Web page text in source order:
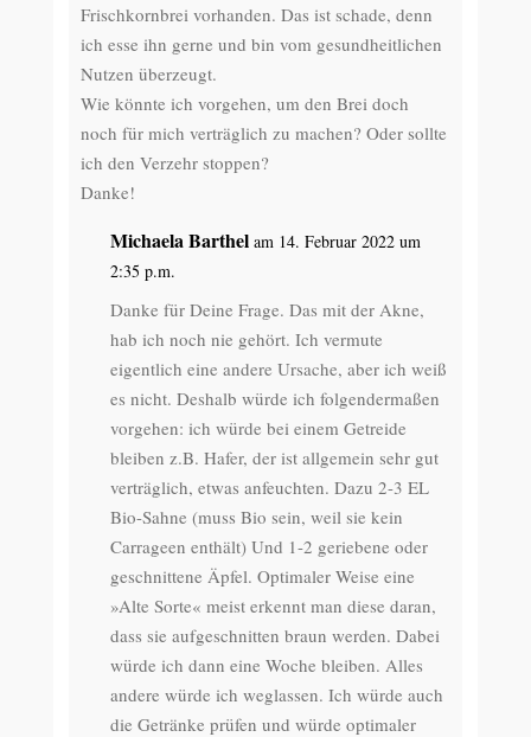
Frischkornbrei vorhanden. Das ist schade, denn
ich esse ihn gerne und bin vom gesundheitlichen
Nutzen überzeugt.
Wie könnte ich vorgehen, um den Brei doch
noch für mich verträglich zu machen? Oder sollte
ich den Verzehr stoppen?
Danke!
Michaela Barthel am 14. Februar 2022 um
2:35 p.m.
Danke für Deine Frage. Das mit der Akne,
hab ich noch nie gehört. Ich vermute
eigentlich eine andere Ursache, aber ich weiß
es nicht. Deshalb würde ich folgendermaßen
vorgehen: ich würde bei einem Getreide
bleiben z.B. Hafer, der ist allgemein sehr gut
verträglich, etwas anfeuchten. Dazu 2-3 EL
Bio-Sahne (muss Bio sein, weil sie kein
Carrageen enthält) Und 1-2 geriebene oder
geschnittene Äpfel. Optimaler Weise eine
»Alte Sorte« meist erkennt man diese daran,
dass sie aufgeschnitten braun werden. Dabei
würde ich dann eine Woche bleiben. Alles
andere würde ich weglassen. Ich würde auch
die Getränke prüfen und würde optimaler